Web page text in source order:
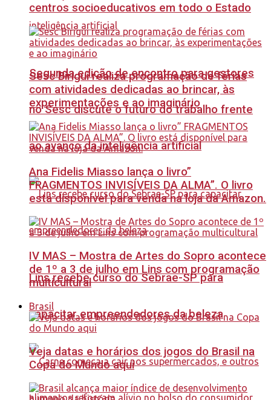
Segunda edição de encontro para gestores
no Sesc discute o futuro do trabalho frente
ao avanço da inteligência artificial
Lins recebe curso do Sebrae-SP para
capacitar empreendedores da beleza
centros socioeducativos em todo o Estado
Sesc Birigui realiza programação de férias
com atividades dedicadas ao brincar, às
experimentações e ao imaginário
Ana Fidelis Miasso lança o livro”
FRAGMENTOS INVISÍVEIS DA ALMA”. O livro
está disponível para venda na loja da Amazon.
IV MAS – Mostra de Artes do Sopro acontece
de 1º a 3 de julho em Lins com programação
multicultural
Brasil
Veja datas e horários dos jogos do Brasil na
Copa do Mundo aqui